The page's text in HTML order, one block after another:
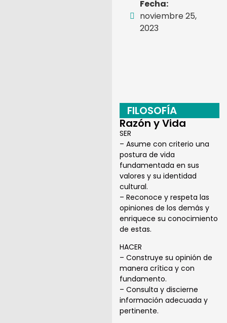
Fecha:
noviembre 25,
2023
FILOSOFÍA
Razón y Vida
SER
– Asume con criterio una
postura de vida
fundamentada en sus
valores y su identidad
cultural.
– Reconoce y respeta las
opiniones de los demás y
enriquece su conocimiento
de estas.
HACER
– Construye su opinión de
manera crítica y con
fundamento.
– Consulta y discierne
información adecuada y
pertinente.